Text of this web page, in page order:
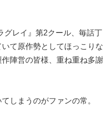
グレイ』第2クール、毎話丁
て原作勢としてほっこりな
陣営の皆様、重ね重ね多謝
しまうのがファンの常。